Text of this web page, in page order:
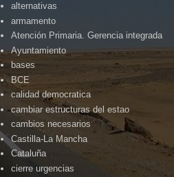
alternativas
armamento
Atención Primaria. Gerencia integrada
Ayuntamiento
bases
BCE
calidad democratica
cambiar estructuras del estao
cambios necesarios
Castilla-La Mancha
Cataluña
cierre urgencias